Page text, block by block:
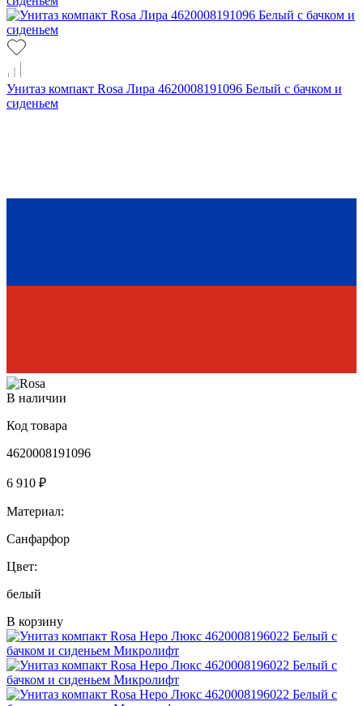
Унитаз компакт Rosa Лира 4620008191096 Белый с бачком и
сиденьем
В наличии
Код товара
4620008191096
6 910 ₽
Материал:
Санфарфор
Цвет:
белый
В корзину